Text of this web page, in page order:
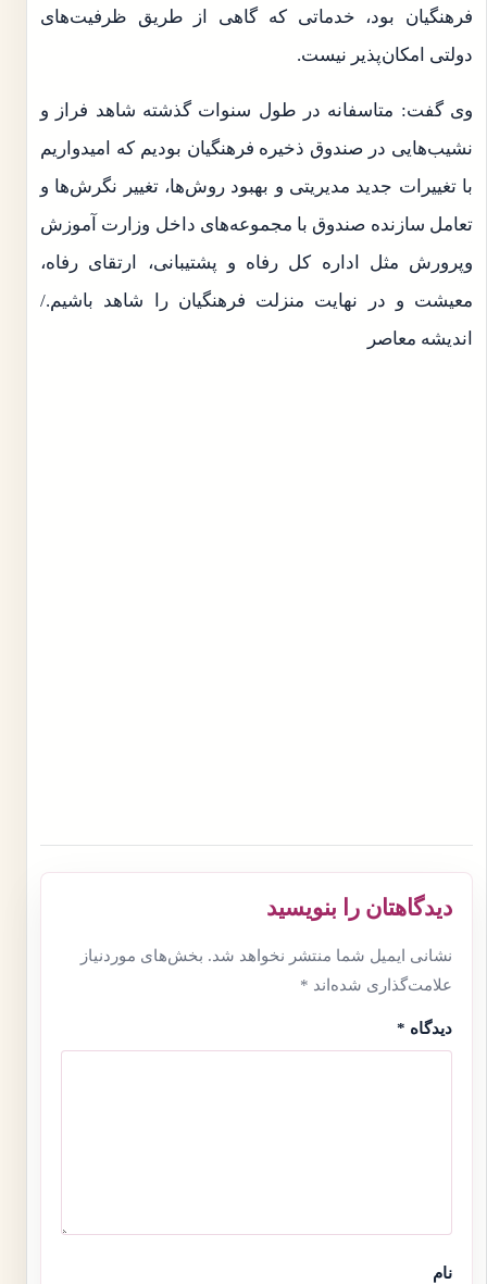
فرهنگیان بود، خدماتی که گاهی از طریق ظرفیت‌های
دولتی امکان‌پذیر نیست.
وی گفت: متاسفانه در طول سنوات گذشته شاهد فراز و
نشیب‌هایی در صندوق ذخیره فرهنگیان بودیم که امیدواریم
با تغییرات جدید مدیریتی و بهبود روش‌ها، تغییر نگرش‌ها و
تعامل سازنده صندوق با مجموعه‌های داخل وزارت آموزش
وپرورش مثل اداره کل رفاه و پشتیبانی، ارتقای رفاه،
معیشت و در نهایت منزلت فرهنگیان را شاهد باشیم./
اندیشه معاصر
دیدگاهتان را بنویسید
نشانی ایمیل شما منتشر نخواهد شد. بخش‌های موردنیاز
علامت‌گذاری شده‌اند *
دیدگاه *
نام